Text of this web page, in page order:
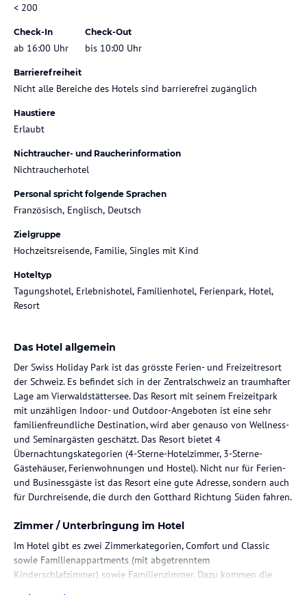
< 200
Check-In
ab 16:00 Uhr
Check-Out
bis 10:00 Uhr
Barrierefreiheit
Nicht alle Bereiche des Hotels sind barrierefrei zugänglich
Haustiere
Erlaubt
Nichtraucher- und Raucherinformation
Nichtraucherhotel
Personal spricht folgende Sprachen
Französisch, Englisch, Deutsch
Zielgruppe
Hochzeitsreisende, Familie, Singles mit Kind
Hoteltyp
Tagungshotel, Erlebnishotel, Familienhotel, Ferienpark, Hotel,
Resort
Das Hotel allgemein
Der Swiss Holiday Park ist das grösste Ferien- und Freizeitresort
der Schweiz. Es befindet sich in der Zentralschweiz an traumhafter
Lage am Vierwaldstättersee. Das Resort mit seinem Freizeitpark
mit unzähligen Indoor- und Outdoor-Angeboten ist eine sehr
familienfreundliche Destination, wird aber genauso von Wellness-
und Seminargästen geschätzt. Das Resort bietet 4
Übernachtungskategorien (4-Sterne-Hotelzimmer, 3-Sterne-
Gästehäuser, Ferienwohnungen und Hostel). Nicht nur für Ferien-
und Businessgäste ist das Resort eine gute Adresse, sondern auch
für Durchreisende, die durch den Gotthard Richtung Süden fahren.
Zimmer / Unterbringung im Hotel
Im Hotel gibt es zwei Zimmerkategorien, Comfort und Classic
sowie Familienappartments (mit abgetrenntem
Kinderschlafzimmer) sowie Familienzimmer. Dazu kommen die